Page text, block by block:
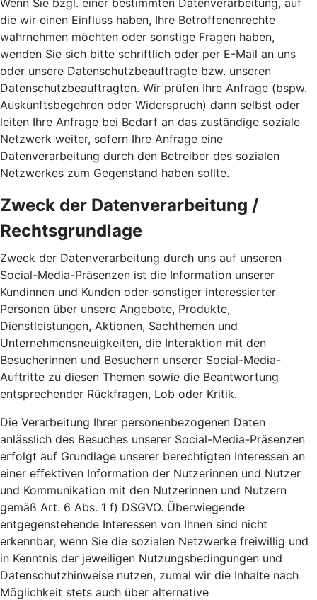
Wenn Sie bzgl. einer bestimmten Datenverarbeitung, auf
die wir einen Einfluss haben, Ihre Betroffenenrechte
wahrnehmen möchten oder sonstige Fragen haben,
wenden Sie sich bitte schriftlich oder per E-Mail an uns
oder unsere Datenschutzbeauftragte bzw. unseren
Datenschutzbeauftragten. Wir prüfen Ihre Anfrage (bspw.
Auskunftsbegehren oder Widerspruch) dann selbst oder
leiten Ihre Anfrage bei Bedarf an das zuständige soziale
Netzwerk weiter, sofern Ihre Anfrage eine
Datenverarbeitung durch den Betreiber des sozialen
Netzwerkes zum Gegenstand haben sollte.
Zweck der Datenverarbeitung /
Rechtsgrundlage
Zweck der Datenverarbeitung durch uns auf unseren
Social-Media-Präsenzen ist die Information unserer
Kundinnen und Kunden oder sonstiger interessierter
Personen über unsere Angebote, Produkte,
Dienstleistungen, Aktionen, Sachthemen und
Unternehmensneuigkeiten, die Interaktion mit den
Besucherinnen und Besuchern unserer Social-Media-
Auftritte zu diesen Themen sowie die Beantwortung
entsprechender Rückfragen, Lob oder Kritik.
Die Verarbeitung Ihrer personenbezogenen Daten
anlässlich des Besuches unserer Social-Media-Präsenzen
erfolgt auf Grundlage unserer berechtigten Interessen an
einer effektiven Information der Nutzerinnen und Nutzer
und Kommunikation mit den Nutzerinnen und Nutzern
gemäß Art. 6 Abs. 1 f) DSGVO. Überwiegende
entgegenstehende Interessen von Ihnen sind nicht
erkennbar, wenn Sie die sozialen Netzwerke freiwillig und
in Kenntnis der jeweiligen Nutzungsbedingungen und
Datenschutzhinweise nutzen, zumal wir die Inhalte nach
Möglichkeit stets auch über alternative